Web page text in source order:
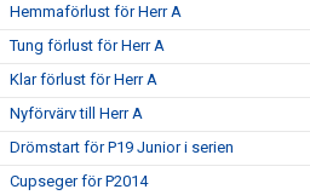
Hemmaförlust för Herr A
Tung förlust för Herr A
Klar förlust för Herr A
Nyförvärv till Herr A
Drömstart för P19 Junior i serien
Cupseger för P2014